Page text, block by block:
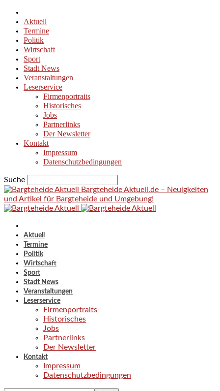
Aktuell
Termine
Politik
Wirtschaft
Sport
Stadt News
Veranstaltungen
Leserservice
Firmenportraits
Historisches
Jobs
Partnerlinks
Der Newsletter
Kontakt
Impressum
Datenschutzbedingungen
Suche
Bargteheide Aktuell.de – Neuigkeiten
und Artikel für Bargteheide und Umgebung!
Aktuell
Termine
Politik
Wirtschaft
Sport
Stadt News
Veranstaltungen
Leserservice
Firmenportraits
Historisches
Jobs
Partnerlinks
Der Newsletter
Kontakt
Impressum
Datenschutzbedingungen